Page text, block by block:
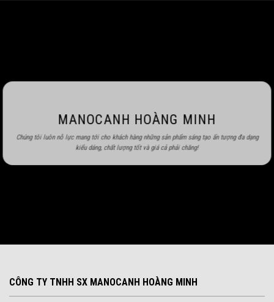
MANOCANH HOÀNG MINH
Chúng tôi luôn nỗ lực mang tới cho khách hàng những sản phẩm sáng tạo ấn tượng đa dạng
kiểu dáng, chất lượng tốt và giá cả phải chăng!
CÔNG TY TNHH SX MANOCANH HOÀNG MINH